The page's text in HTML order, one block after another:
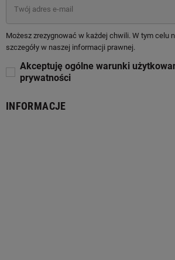
Możesz zrezygnować w każdej chwili. W tym celu
szczegóły w naszej informacji prawnej.
Akceptuję ogólne warunki
prywatności
INFORMACJE